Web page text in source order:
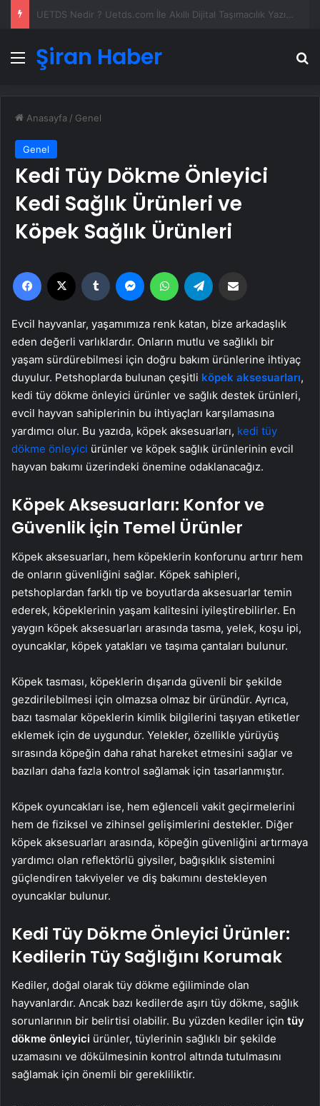
Yeni Dünya Düzensizliği Çağında Türk Dış Politikası ve Hakan Fidan Faktörü
Menü
Şiran Haber
Anasayfa / Genel
Genel
Kedi Tüy Dökme Önleyici
Kedi Sağlık Ürünleri ve
Köpek Sağlık Ürünleri
Facebook Tumblr MessengerWhatsApp
Evcil hayvanlar, yaşamımıza renk katan, bize arkadaşlık
eden değerli varlıklardır. Onların mutlu ve sağlıklı bir
yaşam sürdürebilmesi için doğru bakım ürünlerine ihtiyaç
duyulur. Petshoplarda bulunan çeşitli köpek aksesuarları,
kedi tüy dökme önleyici ürünler ve sağlık destek ürünleri,
evcil hayvan sahiplerinin bu ihtiyaçları karşılamasına
yardımcı olur. Bu yazıda, köpek aksesuarları, kedi tüy
dökme önleyici ürünler ve köpek sağlık ürünlerinin evcil
hayvan bakımı üzerindeki önemine odaklanacağız.
Köpek Aksesuarları: Konfor ve
Güvenlik İçin Temel Ürünler
Köpek aksesuarları, hem köpeklerin konforunu artırır hem
de onların güvenliğini sağlar. Köpek sahipleri,
petshoplardan farklı tip ve boyutlarda aksesuarlar temin
ederek, köpeklerinin yaşam kalitesini iyileştirebilirler. En
yaygın köpek aksesuarları arasında tasma, yelek, koşu ipi,
oyuncaklar, köpek yatakları ve taşıma çantaları bulunur.
Köpek tasması, köpeklerin dışarıda güvenli bir şekilde
gezdirilebilmesi için olmazsa olmaz bir üründür. Ayrıca,
bazı tasmalar köpeklerin kimlik bilgilerini taşıyan etiketler
eklemek için de uygundur. Yelekler, özellikle yürüyüş
sırasında köpeğin daha rahat hareket etmesini sağlar ve
bazıları daha fazla kontrol sağlamak için tasarlanmıştır.
Köpek oyuncakları ise, hem eğlenceli vakit geçirmelerini
hem de fiziksel ve zihinsel gelişimlerini destekler. Diğer
köpek aksesuarları arasında, köpeğin güvenliğini artırmaya
yardımcı olan reflektörlü giysiler, bağışıklık sistemini
güçlendiren takviyeler ve diş bakımını destekleyen
oyuncaklar bulunur.
Kedi Tüy Dökme Önleyici Ürünler:
Kedilerin Tüy Sağlığını Korumak
Kediler, doğal olarak tüy dökme eğiliminde olan
hayvanlardır. Ancak bazı kedilerde aşırı tüy dökme, sağlık
sorunlarının bir belirtisi olabilir. Bu yüzden kediler için tüy
dökme önleyici ürünler, tüylerinin sağlıklı bir şekilde
uzamasını ve dökülmesinin kontrol altında tutulmasını
sağlamak için önemli bir gerekliliktir.